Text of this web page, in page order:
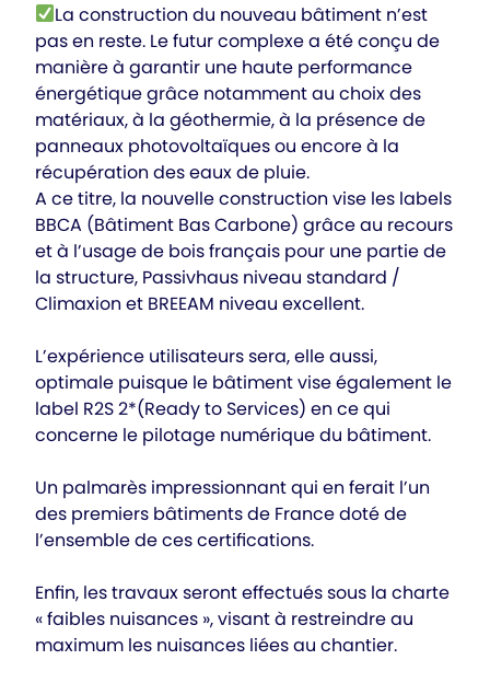
La construction du nouveau bâtiment n’est
pas en reste. Le futur complexe a été conçu de
manière à garantir une haute performance
énergétique grâce notamment au choix des
matériaux, à la géothermie, à la présence de
panneaux photovoltaïques ou encore à la
récupération des eaux de pluie.
A ce titre, la nouvelle construction vise les labels
BBCA (Bâtiment Bas Carbone) grâce au recours
et à l’usage de bois français pour une partie de
la structure, Passivhaus niveau standard /
Climaxion et BREEAM niveau excellent.
L’expérience utilisateurs sera, elle aussi,
optimale puisque le bâtiment vise également le
label R2S 2*(Ready to Services) en ce qui
concerne le pilotage numérique du bâtiment.
Un palmarès impressionnant qui en ferait l’un
des premiers bâtiments de France doté de
l’ensemble de ces certifications.
Enfin, les travaux seront effectués sous la charte
« faibles nuisances », visant à restreindre au
maximum les nuisances liées au chantier.